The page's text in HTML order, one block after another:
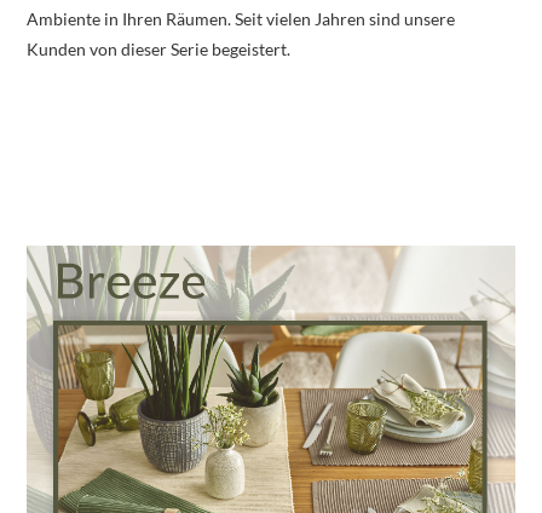
Ambiente in Ihren Räumen. Seit vielen Jahren sind unsere
Kunden von dieser Serie begeistert.